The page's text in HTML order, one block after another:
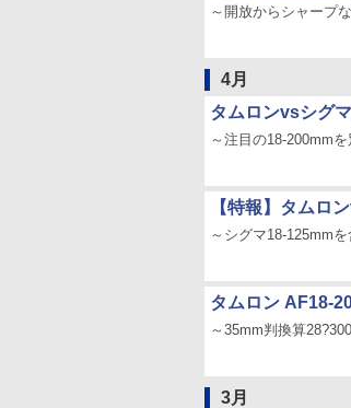
～開放からシャープ
4月
タムロンvsシグ
～注目の18-200mm
【特報】タムロ
～シグマ18-125mm
タムロン AF18-
～35mm判換算
3月